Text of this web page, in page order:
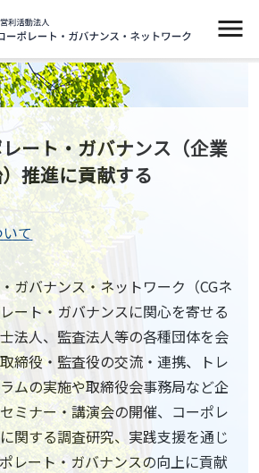
ート・ガバナンス（企業
推進に貢献する
て
ガバナンス・ネットワーク（CGネ
ート・ガバナンスに関心を寄せる
法人、監査法人等の各種団体を会
締役・監査役の交流・連携、トレ
ムの実施や取締役会事務局など企
ミナー・講演会の開催、コーポレ
関する調査研究、実践支援を通じ
レート・ガバナンスの向上に貢献